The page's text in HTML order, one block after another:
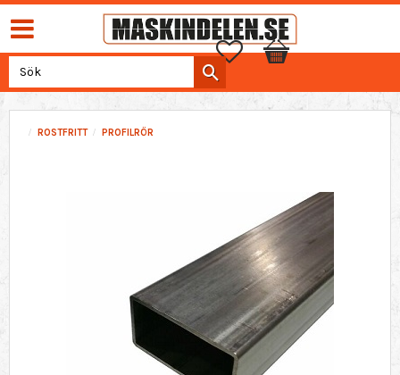
Favoriter
Kundvagn
ROSTFRITT PROFILRÖR